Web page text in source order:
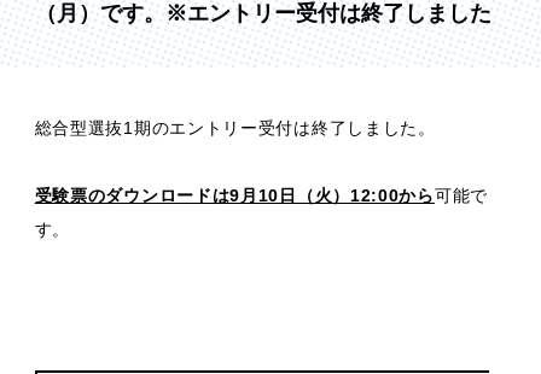
（月）です。※エントリー受付は終了しました
総合型選抜1期のエントリー受付は終了しました。
受験票のダウンロードは9月10日（火）12:00から可能で
す。